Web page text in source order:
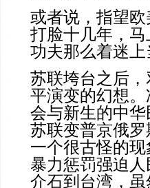
或者说，指望
打脸十几年，
功夫那么着迷上
苏联垮台之后
平演变的幻想
会与新生的中
苏联变普京俄
一个很古怪的
暴力惩罚强迫
介石到台湾，